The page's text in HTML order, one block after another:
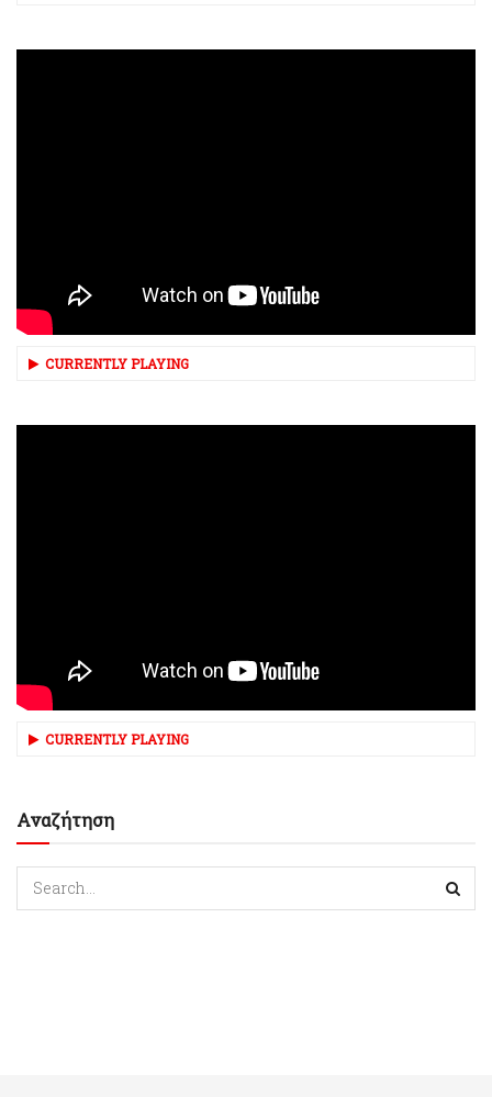
CURRENTLY PLAYING
CURRENTLY PLAYING
Αναζήτηση